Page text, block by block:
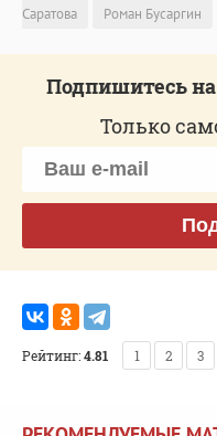
Саратова
Роман Бусаргин
Подпишитесь
Только
Рейтинг:4.81 1 2 3